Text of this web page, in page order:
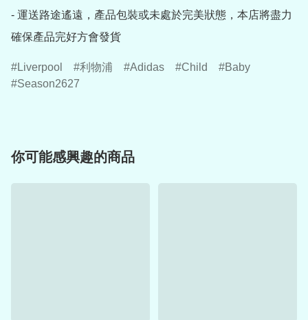
- 運送路途遙遠，產品包裝或未處於完美狀態，本店將盡力
確保產品完好方會發貨
Liverpool 利物浦 Adidas Child
Baby
Season2627
你可能感興趣的商品